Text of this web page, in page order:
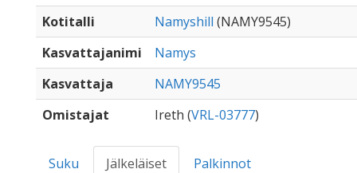
Kotitalli
Namyshill (NAMY9545)
Kasvattajanimi
Namys
Kasvattaja
NAMY9545
Omistajat
Ireth (VRL-03777)
Suku Jälkeläiset
Palkinnot